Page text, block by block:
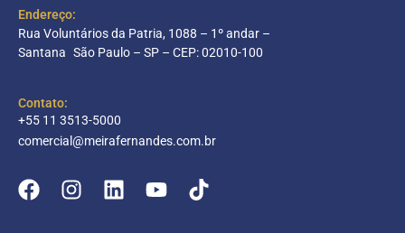
Endereço:
Rua Voluntários da Patria, 1088 – 1º andar –
Santana São Paulo – SP – CEP: 02010-100
Contato:
+55 11 3513-5000
comercial@meirafernandes.com.br